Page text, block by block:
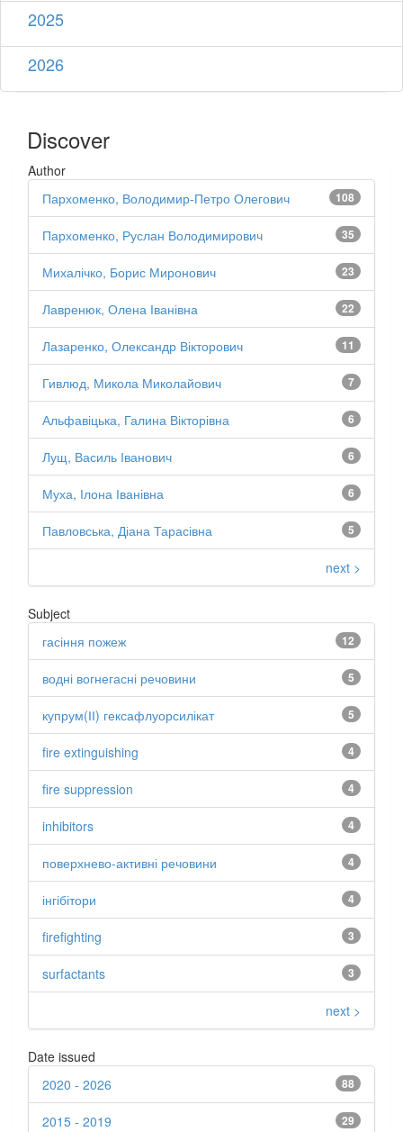
2025
2026
Discover
Author
108
Пархоменко, Володимир-Петро Олегович
35
Пархоменко, Руслан Володимирович
23
Михалічко, Борис Миронович
22
Лавренюк, Олена Іванівна
11
Лазаренко, Олександр Вікторович
7
Гивлюд, Микола Миколайович
6
Альфавіцька, Галина Вікторівна
6
Лущ, Василь Іванович
6
Муха, Ілона Іванівна
5
Павловська, Діана Тарасівна
next >
Subject
12
гасіння пожеж
5
водні вогнегасні речовини
5
купрум(ІІ) гексафлуорсилікат
4
fire extinguishing
4
fire suppression
4
inhibitors
4
поверхнево-активні речовини
4
інгібітори
3
firefighting
3
surfactants
next >
Date issued
88
2020 - 2026
29
2015 - 2019